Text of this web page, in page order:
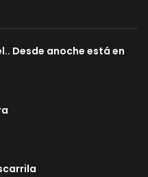
Desde anoche está en